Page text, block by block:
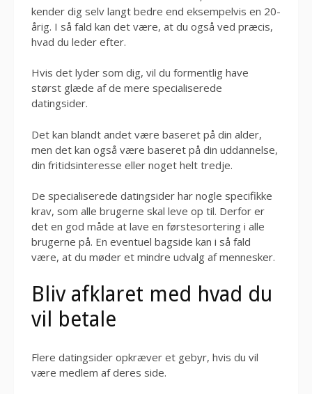
kender dig selv langt bedre end eksempelvis en 20-
årig. I så fald kan det være, at du også ved præcis,
hvad du leder efter.
Hvis det lyder som dig, vil du formentlig have
størst glæde af de mere specialiserede
datingsider.
Det kan blandt andet være baseret på din alder,
men det kan også være baseret på din uddannelse,
din fritidsinteresse eller noget helt tredje.
De specialiserede datingsider har nogle specifikke
krav, som alle brugerne skal leve op til. Derfor er
det en god måde at lave en førstesortering i alle
brugerne på. En eventuel bagside kan i så fald
være, at du møder et mindre udvalg af mennesker.
Bliv afklaret med hvad du
vil betale
Flere datingsider opkræver et gebyr, hvis du vil
være medlem af deres side.